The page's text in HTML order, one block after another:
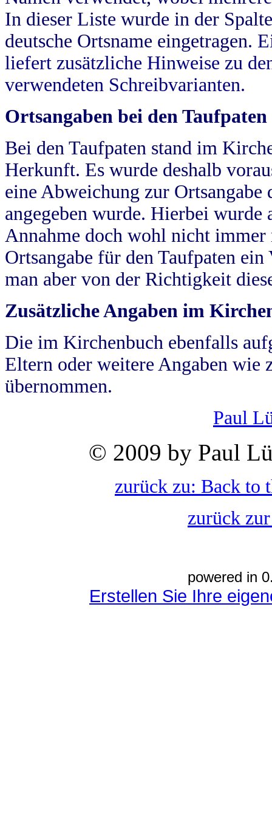
In dieser Liste wurde in der
deutsche Ortsname eingetragen.
liefert zusätzliche Hinweise zu
verwendeten Schreibvarianten.
Ortsangaben bei den Taufpaten
Bei den Taufpaten stand im
Herkunft. Es wurde deshalb
eine Abweichung zur
angegeben wurde. Hierbei wurde
Annahme doch wohl nicht
Ortsangabe für den Taufpaten
man aber von der Richtigkeit
Zusätzliche Angaben im
Die im Kirchenbuch ebenfalls
Eltern oder weitere Angaben wie
übernommen.
Paul
© 2009 by Paul
zurück zu: Back to
zurück
powered in
Erstellen Sie Ihre